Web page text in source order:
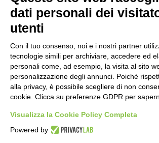
naturale
19 ore fa
precampionato
22 ore fa
Nidi comunali: dalla
di euro per ampliare gli
a parità di tariffa
Eclissi di Sole del 12
collegamenti verso la
dati personali dei
utenti
Con il tuo consenso, noi e i nostri partner
tecnologie simili per archiviare, accedere ed
personali come, ad esempio, la visita al sito
personalizzazione degli annunci. Poiché
alla privacy, è possibile scegliere di non
cookie. Clicca su preferenze GDPR per
Visualizza la Cookie Policy Completa
Powered by